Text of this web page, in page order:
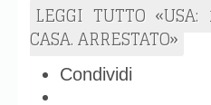
LEGGI TUTTO
CASA. ARRESTATO»
Condividi